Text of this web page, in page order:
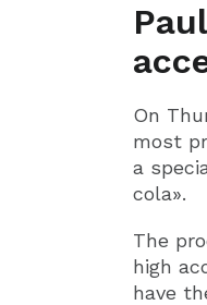
On
most
a
cola».
The
high
have